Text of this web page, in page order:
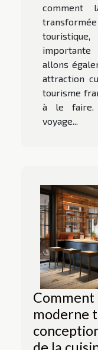
comment
importante
allons
attraction
tourisme
à le faire.
voyage...
moderne